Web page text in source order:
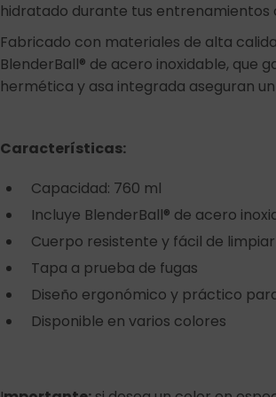
hidratado durante tus entrenamientos
Fabricado con materiales de alta
BlenderBall® de acero inoxidable, que
hermética y asa integrada aseguran
Características:
Capacidad: 760 ml
Incluye BlenderBall® de acero
Cuerpo resistente y fácil de limpiar
Tapa a prueba de fugas
Diseño ergonómico y práctico
Disponible en varios colores